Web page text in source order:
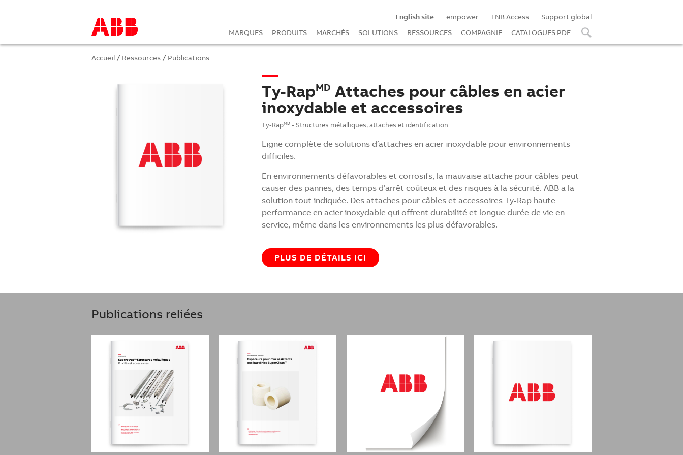
English site empower TNB Access
Support global
MARQUES
PRODUITS MARCHÉS SOLUTIONS RESSOURCES COMPAGNIE CATALOGUES PDF
Accueil / Ressources / Publications
Ty-RapMD Attaches pour câbles en acier
inoxydable et accessoires
Ty-RapMD- Structures métalliques, attaches et identification
Ligne complète de solutions d’attaches en acier inoxydable pour environnements
difficiles.
En environnements défavorables et corrosifs, la mauvaise attache pour câbles peut
causer des pannes, des temps d’arrêt coûteux et des risques à la sécurité. ABB a la
solution tout indiquée. Des attaches pour câbles et accessoires Ty-Rap haute
performance en acier inoxydable qui offrent durabilité et longue durée de vie en
service, même dans les environnements les plus défavorables.
PLUS DE DÉTAILS ICI
Publications reliées